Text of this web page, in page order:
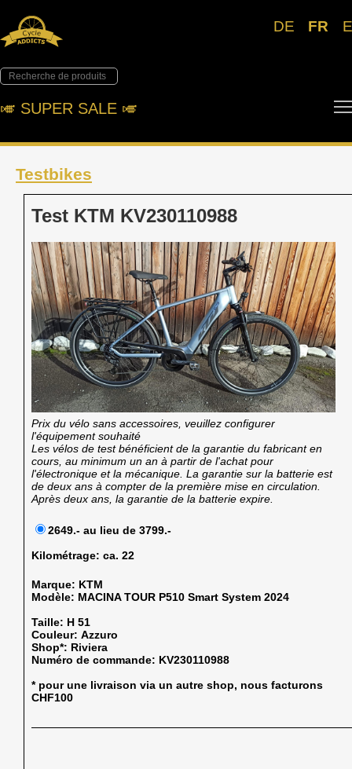
DE FR
🎺︎ SUPER SALE 🎺︎
Testbikes
Test KTM KV230110988
Prix du vélo sans accessoires, veuillez configurer
l'équipement souhaité
Les vélos de test bénéficient de la garantie du fabricant en
cours, au minimum un an à partir de l'achat pour
l'électronique et la mécanique. La garantie sur la batterie est
de deux ans à compter de la première mise en circulation.
Après deux ans, la garantie de la batterie expire.
2649.- au lieu de 3799.-
Kilométrage: ca. 22
Marque: KTM
Modèle: MACINA TOUR P510 Smart System 2024
Taille: H 51
Couleur:Azzuro
Shop*: Riviera
Numéro de commande: KV230110988
* pour une livraison via un autre shop, nous facturons
CHF100